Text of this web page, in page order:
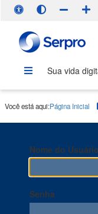
Sua vida
Você está aqui:Página Inicial
Nome do Usuário
Senha